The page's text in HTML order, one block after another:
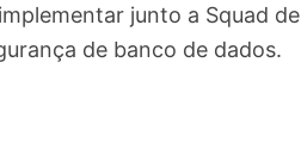
junto a Squad
de banco de dados.